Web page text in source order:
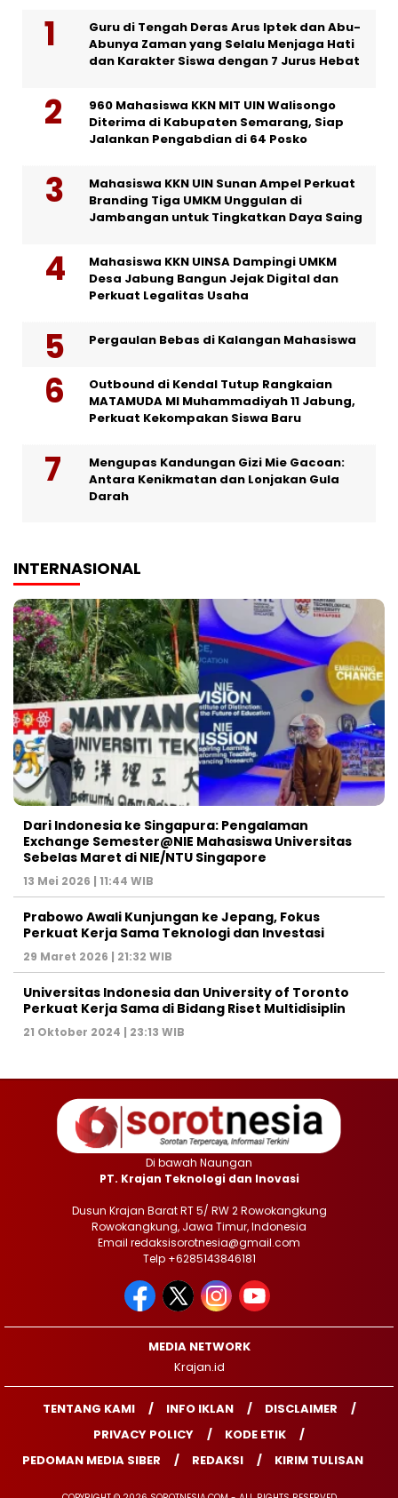
Guru di Tengah Deras Arus Iptek dan Abu-
Abunya Zaman yang Selalu Menjaga Hati
dan Karakter Siswa dengan 7 Jurus Hebat
960 Mahasiswa KKN MIT UIN Walisongo
Diterima di Kabupaten Semarang, Siap
Jalankan Pengabdian di 64 Posko
Mahasiswa KKN UIN Sunan Ampel Perkuat
Branding Tiga UMKM Unggulan di
Jambangan untuk Tingkatkan Daya Saing
Mahasiswa KKN UINSA Dampingi UMKM
Desa Jabung Bangun Jejak Digital dan
Perkuat Legalitas Usaha
Pergaulan Bebas di Kalangan Mahasiswa
Outbound di Kendal Tutup Rangkaian
MATAMUDA MI Muhammadiyah 11 Jabung,
Perkuat Kekompakan Siswa Baru
Mengupas Kandungan Gizi Mie Gacoan:
Antara Kenikmatan dan Lonjakan Gula
Darah
INTERNASIONAL
Dari Indonesia ke Singapura: Pengalaman
Exchange Semester@NIE Mahasiswa Universitas
Sebelas Maret di NIE/NTU Singapore
13 Mei 2026 | 11:44 WIB
Prabowo Awali Kunjungan ke Jepang, Fokus
Perkuat Kerja Sama Teknologi dan Investasi
29 Maret 2026 | 21:32 WIB
Universitas Indonesia dan University of Toronto
Perkuat Kerja Sama di Bidang Riset Multidisiplin
21 Oktober 2024 | 23:13 WIB
Di bawah Naungan
PT. Krajan Teknologi dan Inovasi
Dusun Krajan Barat RT 5/ RW 2 Rowokangkung
Rowokangkung, Jawa Timur, Indonesia
Email redaksisorotnesia@gmail.com
Telp +6285143846181
MEDIA NETWORK
Krajan.id
TENTANG KAMI INFO IKLAN
DISCLAIMER
PRIVACY POLICY
KODE ETIK
PEDOMAN MEDIA SIBER
REDAKSI KIRIM TULISAN